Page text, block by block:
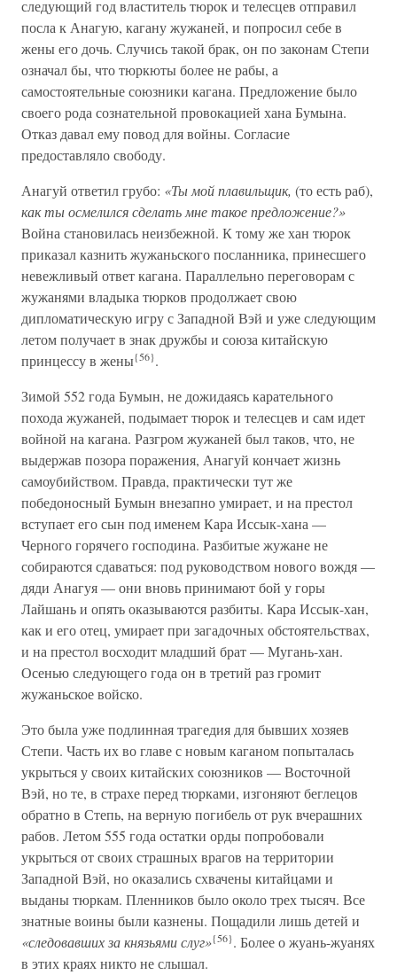
следующий год властитель тюрок и телесцев отправил
посла к Анагую, кагану жужаней, и попросил себе в
жены его дочь. Случись такой брак, он по законам Степи
означал бы, что тюркюты более не рабы, а
самостоятельные союзники кагана. Предложение было
своего рода сознательной провокацией хана Бумына.
Отказ давал ему повод для войны. Согласие
предоставляло свободу.
Анагуй ответил грубо: «Ты мой плавильщик, (то есть раб),
как ты осмелился сделать мне такое предложение?»
Война становилась неизбежной. К тому же хан тюрок
приказал казнить жужаньского посланника, принесшего
невежливый ответ кагана. Параллельно переговорам с
жужанями владыка тюрков продолжает свою
дипломатическую игру с Западной Вэй и уже следующим
летом получает в знак дружбы и союза китайскую
принцессу в жены{56}.
Зимой 552 года Бумын, не дожидаясь карательного
похода жужаней, подымает тюрок и телесцев и сам идет
войной на кагана. Разгром жужаней был таков, что, не
выдержав позора поражения, Анагуй кончает жизнь
самоубийством. Правда, практически тут же
победоносный Бумын внезапно умирает, и на престол
вступает его сын под именем Кара Иссык-хана —
Черного горячего господина. Разбитые жужане не
собираются сдаваться: под руководством нового вождя —
дяди Анагуя — они вновь принимают бой у горы
Лайшань и опять оказываются разбиты. Кара Иссык-хан,
как и его отец, умирает при загадочных обстоятельствах,
и на престол восходит младший брат — Мугань-хан.
Осенью следующего года он в третий раз громит
жужаньское войско.
Это была уже подлинная трагедия для бывших хозяев
Степи. Часть их во главе с новым каганом попыталась
укрыться у своих китайских союзников — Восточной
Вэй, но те, в страхе перед тюрками, изгоняют беглецов
обратно в Степь, на верную погибель от рук вчерашних
рабов. Летом 555 года остатки орды попробовали
укрыться от своих страшных врагов на территории
Западной Вэй, но оказались схвачены китайцами и
выданы тюркам. Пленников было около трех тысяч. Все
знатные воины были казнены. Пощадили лишь детей и
«следовавших за князьями слуг»{56}. Более о жуань-жуанях
в этих краях никто не слышал.